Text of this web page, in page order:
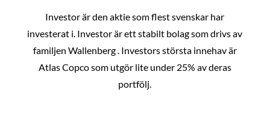
Investor är den aktie som flest svenskar har
investerat i. Investor är ett stabilt bolag som drivs av
familjen Wallenberg . Investors största innehav är
Atlas Copco som utgör lite under 25% av deras
portfölj.